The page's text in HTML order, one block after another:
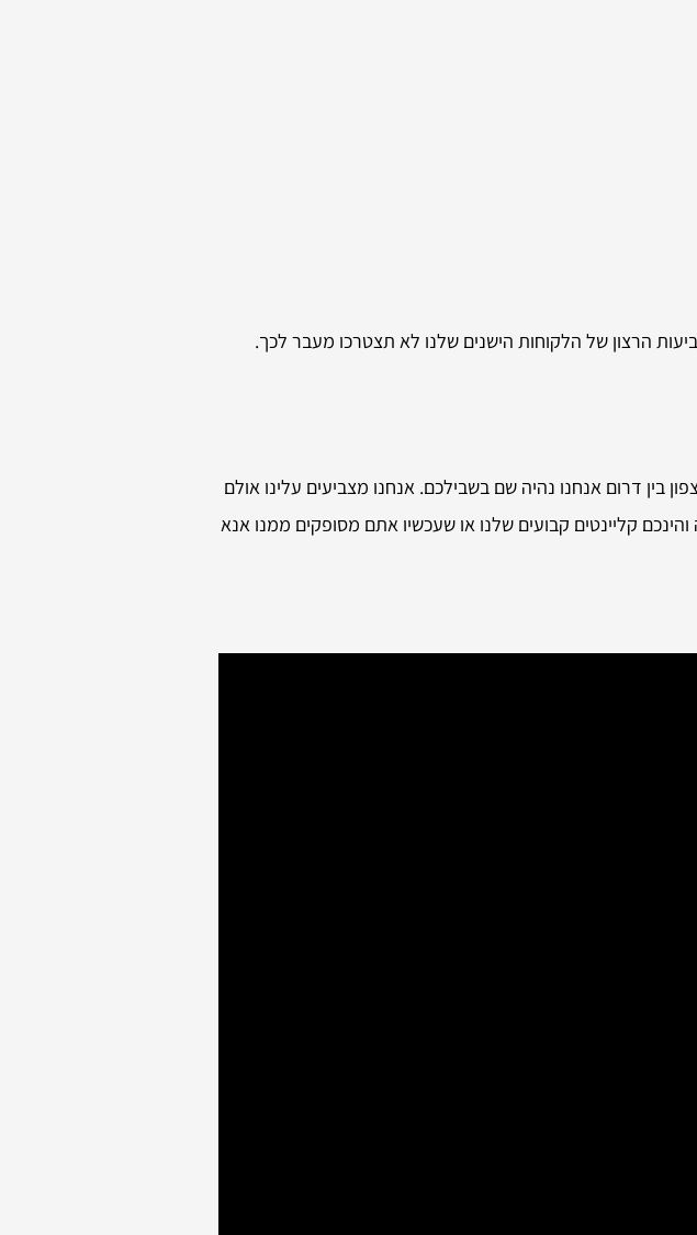
הרצון של הלקוחות הישנים שלנו לא תצטרכו מעבר לכך.
בין דרום אנחנו נהיה שם בשבילכם. אנחנו מצביעים עלינו אולם
קליינטים קבועים שלנו או שעכשיו אתם מסופקים ממנו אנא